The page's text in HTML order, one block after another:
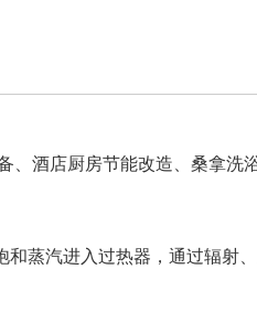
酒店厨房节能改造、桑拿洗
蒸汽进入过热器，通过辐射